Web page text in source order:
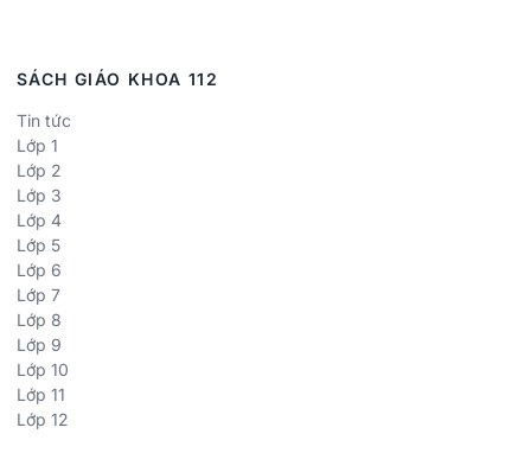
SÁCH GIÁO KHOA 112
Tin tức
Lớp 1
Lớp 2
Lớp 3
Lớp 4
Lớp 5
Lớp 6
Lớp 7
Lớp 8
Lớp 9
Lớp 10
Lớp 11
Lớp 12